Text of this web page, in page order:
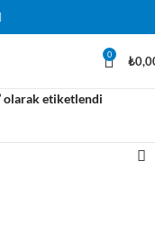
0 ₺
olarak etiketlendi